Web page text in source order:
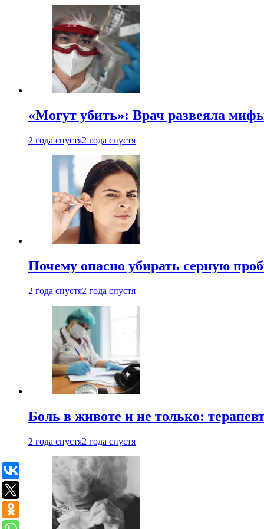
«Могут убить»: Врач развеяла
2 года спустя2 года спустя
Почему опасно убирать серную
2 года спустя2 года спустя
Боль в животе и не только:
2 года спустя2 года спустя